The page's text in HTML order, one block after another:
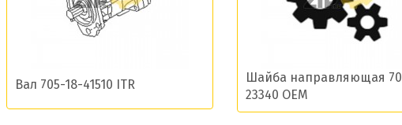
Даю согласие на обработку моих данных и получение
Вал 705-18-41510 ITR
Шайба направляющая
23340 OEM